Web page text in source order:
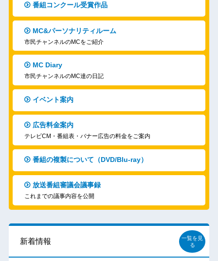
番組コンクール受賞作品
MC&パーソナリティルーム
市民チャンネルのMCをご紹介
MC Diary
市民チャンネルのMC達の日記
イベント案内
広告料金案内
テレビCM・番組表・バナー広告の料金をご案内
番組の複製について（DVD/Blu-ray）
放送番組審議会議事録
これまでの議事内容を公開
新着情報
一覧を見
る